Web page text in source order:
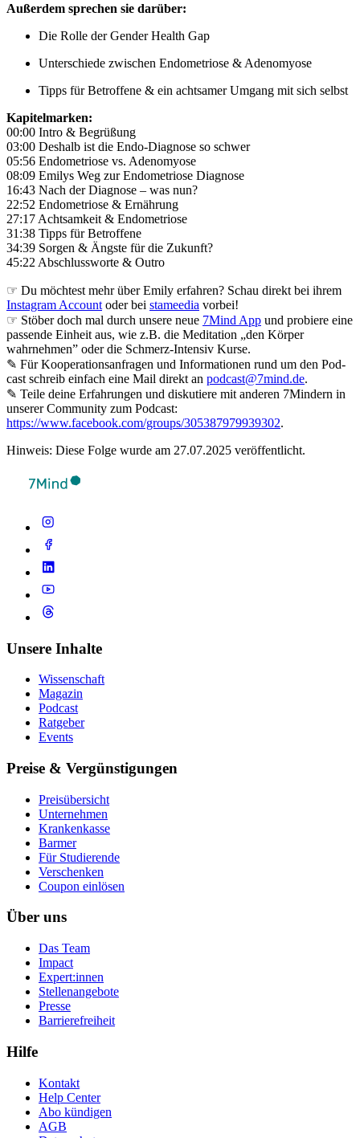
Außerdem sprechen sie darüber:
Die Rolle der Gender Health Gap
Unterschiede zwischen Endometriose & Adenomyose
Tipps für Betroffene & ein achtsamer Umgang mit sich selbst
Kapitelmarken:
00:00 Intro & Begrüßung
03:00 Deshalb ist die Endo-Diagnose so schwer
05:56 Endometriose vs. Adenomyose
08:09 Emilys Weg zur Endometriose Diagnose
16:43 Nach der Diagnose – was nun?
22:52 Endometriose & Ernährung
27:17 Achtsamkeit & Endometriose
31:38 Tipps für Betroffene
34:39 Sorgen & Ängste für die Zukunft?
45:22 Abschlussworte & Outro
☞ Du möchtest mehr über Emily erfahren? Schau direkt bei ihrem
Instagram Account oder bei stameedia vorbei!
☞ Stöber doch mal durch unsere neue 7Mind App und probiere eine
passende Einheit aus, wie z.B. die Meditation „den Körper
wahrnehmen” oder die Schmerz-Intensiv Kurse.
✎ Für Koope­ra­ti­ons­an­fra­gen und Infor­ma­tio­nen rund um den Pod­
cast schreib ein­fach eine Mail direkt an podcast@7mind.de.
✎ Teile deine Erfahrungen und diskutiere mit anderen 7Mindern in
unserer Community zum Podcast:
https://www.facebook.com/groups/305387979939302.
Hinweis: Diese Folge wurde am 27.07.2025 veröffentlicht.
Unsere Inhalte
Wissenschaft
Magazin
Podcast
Ratgeber
Events
Preise & Vergünstigungen
Preisübersicht
Unternehmen
Krankenkasse
Barmer
Für Studierende
Ver­schen­ken
Coupon einlösen
Über uns
Das Team
Impact
Expert:innen
Stellenangebote
Presse
Barrierefreiheit
Hilfe
Kontakt
Help Center
Abo kündigen
AGB